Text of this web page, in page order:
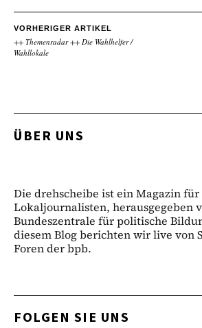
VORHERIGER ARTIKEL
++ Themenradar ++ Die Wahlhelfer /
Wahllokale
ÜBER UNS
Die drehscheibe ist ein Magazin für
Lokaljournalisten, herausgegeben
Bundeszentrale für politische
diesem Blog berichten wir live von
Foren der bpb.
FOLGEN SIE UNS